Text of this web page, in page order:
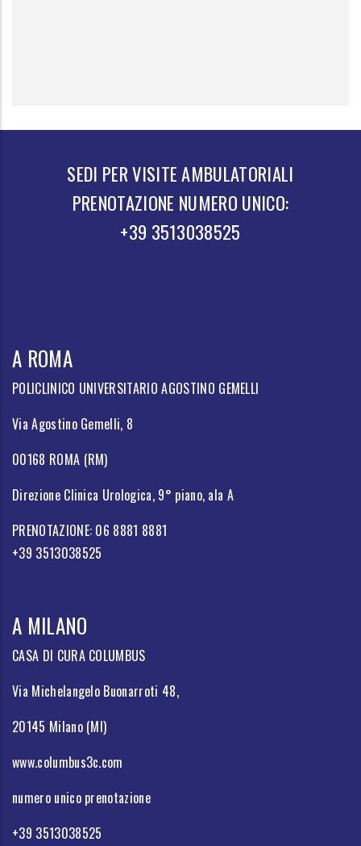
SEDI PER VISITE AMBULATORIALI
PRENOTAZIONE NUMERO UNICO:
+39 3513038525
A ROMA
POLICLINICO UNIVERSITARIO AGOSTINO GEMELLI
Via Agostino Gemelli, 8
00168 ROMA (RM)
Direzione Clinica Urologica, 9° piano, ala A
PRENOTAZIONE: 06 8881 8881
+39 3513038525
A MILANO
CASA DI CURA COLUMBUS
Via Michelangelo Buonarroti 48,
20145 Milano (MI)
www.columbus3c.com
numero unico prenotazione
+39 3513038525